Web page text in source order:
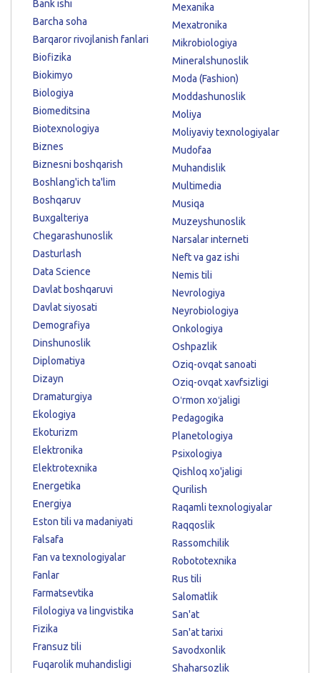
Bank ishi
Barcha soha
Barqaror rivojlanish fanlari
Biofizika
Biokimyo
Biologiya
Biomeditsina
Biotexnologiya
Biznes
Biznesni boshqarish
Boshlang'ich ta'lim
Boshqaruv
Buxgalteriya
Chegarashunoslik
Dasturlash
Data Science
Davlat boshqaruvi
Davlat siyosati
Demografiya
Dinshunoslik
Diplomatiya
Dizayn
Dramaturgiya
Ekologiya
Ekoturizm
Elektronika
Elektrotexnika
Energetika
Energiya
Eston tili va madaniyati
Falsafa
Fan va texnologiyalar
Fanlar
Farmatsevtika
Filologiya va lingvistika
Fizika
Fransuz tili
Fuqarolik muhandisligi
Mexanika
Mexatronika
Mikrobiologiya
Mineralshunoslik
Moda (Fashion)
Moddashunoslik
Moliya
Moliyaviy texnologiyalar
Mudofaa
Muhandislik
Multimedia
Musiqa
Muzeyshunoslik
Narsalar interneti
Neft va gaz ishi
Nemis tili
Nevrologiya
Neyrobiologiya
Onkologiya
Oshpazlik
Oziq-ovqat sanoati
Oziq-ovqat xavfsizligi
Oʻrmon xoʻjaligi
Pedagogika
Planetologiya
Psixologiya
Qishloq xo'jaligi
Qurilish
Raqamli texnologiyalar
Raqqoslik
Rassomchilik
Robototexnika
Rus tili
Salomatlik
San'at
San'at tarixi
Savodxonlik
Shaharsozlik